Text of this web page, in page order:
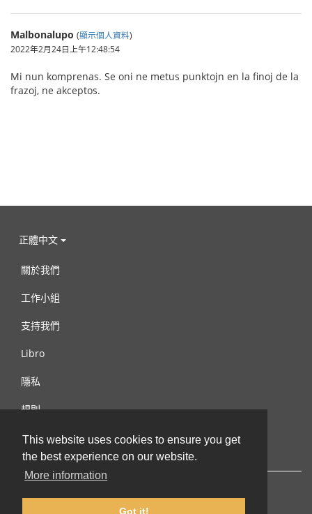
This website uses cookies to ensure you get
the best experience on our website.
More information
Got it!
Malbonalupo (顯示個人資料)
2022年2月24日上午12:48:54
Mi nun komprenas. Se oni ne metus punktojn en la finoj de la
frazoj, ne akceptos.
正體中文
關於我們
工作小組
支持我們
Libro
隱私
規則
連絡我們